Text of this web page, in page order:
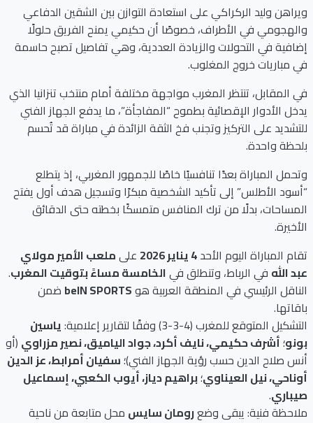
ويراهن وليد الركراكي على استعادة التوازن بين الشقين الدفاعي
والهجومي في الأطراف، خصوصًا أن حكيمي يمنح الفريق حلولًا
إضافية في التحولات والزيادة العددية، وهي تفاصيل تصبح حاسمة
في مباريات خروج المغلوب.
في المقابل، تنتظر المغرب مواجهة مختلفة أمام منتخب تنزانيا الذي
يدخل الأدوار الإقصائية بطموح “المفاجأة”، ما يدفع الجهاز الفني
للتشديد على التركيز وتجنب فخ الثقة الزائدة في مباراة قد تُحسم
بلحظة واحدة.
وتحمل المباراة بعدًا تنافسيًا خاصًا للجمهور المغربي، إذ يتطلع
“أسود الأطلس” إلى تأكيد الشخصية مبكرًا وتسجيل هدف أول يفتح
المساحات، بدلًا من ترك المنافس متمسكًا بخطته حتى الدقائق
الأخيرة.
تقام المباراة اليوم الأحد4 يناير 2026 علىملعب الأمير مولاي
عبد الله في الرباط، وتنطلق فيالخامسة مساءً بتوقيت المغرب.
الناقل الرئيسي في المنطقة العربية هوbeIN SPORTS ضمن
باقاتها.
التشكيل المتوقع للمغرب (4-3-3) وفقًا لتقارير إعلامية:
ياسين
بونو؛أشرف حكيمي، نايف أكرد، جواد الياميق، نصير مزراوي (أو
أنس صلاح الدين حسب رؤية الجهاز الفني)؛سفيان أمرابط، عز الدين
أوناحي، نيل العيناوي؛براهيم دياز، أيوب الكعبي، إسماعيل
صيباري.
ملاحظة فنية: يبقى وضعرومان سايس محل متابعة من ناحية